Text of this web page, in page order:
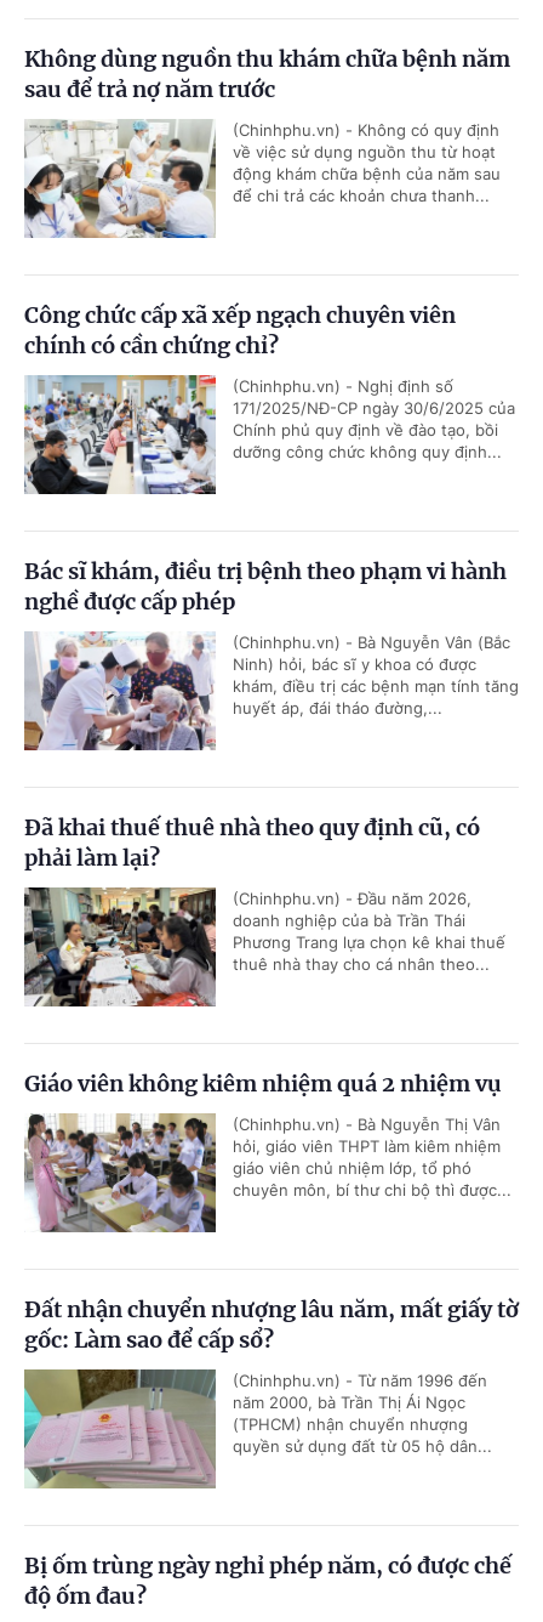
Không dùng nguồn thu khám chữa bệnh năm
sau để trả nợ năm trước
(Chinhphu.vn) - Không có quy định
về việc sử dụng nguồn thu từ hoạt
động khám chữa bệnh của năm sau
để chi trả các khoản chưa thanh...
Công chức cấp xã xếp ngạch chuyên viên
chính có cần chứng chỉ?
(Chinhphu.vn) - Nghị định số
171/2025/NĐ-CP ngày 30/6/2025 của
Chính phủ quy định về đào tạo, bồi
dưỡng công chức không quy định...
Bác sĩ khám, điều trị bệnh theo phạm vi hành
nghề được cấp phép
(Chinhphu.vn) - Bà Nguyễn Vân (Bắc
Ninh) hỏi, bác sĩ y khoa có được
khám, điều trị các bệnh mạn tính tăng
huyết áp, đái tháo đường,...
Đã khai thuế thuê nhà theo quy định cũ, có
phải làm lại?
(Chinhphu.vn) - Đầu năm 2026,
doanh nghiệp của bà Trần Thái
Phương Trang lựa chọn kê khai thuế
thuê nhà thay cho cá nhân theo...
Giáo viên không kiêm nhiệm quá 2 nhiệm vụ
(Chinhphu.vn) - Bà Nguyễn Thị Vân
hỏi, giáo viên THPT làm kiêm nhiệm
giáo viên chủ nhiệm lớp, tổ phó
chuyên môn, bí thư chi bộ thì được...
Đất nhận chuyển nhượng lâu năm, mất giấy tờ
gốc: Làm sao để cấp sổ?
(Chinhphu.vn) - Từ năm 1996 đến
năm 2000, bà Trần Thị Ái Ngọc
(TPHCM) nhận chuyển nhượng
quyền sử dụng đất từ 05 hộ dân...
Bị ốm trùng ngày nghỉ phép năm, có được chế
độ ốm đau?